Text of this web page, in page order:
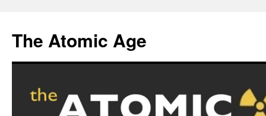
content
The Atomic Age